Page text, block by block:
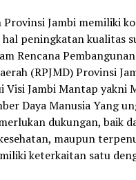
Provinsi Jambi memiliki
peningkatan kualitas
Rencana
(RPJMD) Provinsi
Visi Jambi Mantap yakni
Daya Manusia Yang
dukungan, baik
maupun
keterkaitan satu